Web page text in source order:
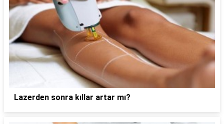
Lazerden sonra kıllar artar mı?